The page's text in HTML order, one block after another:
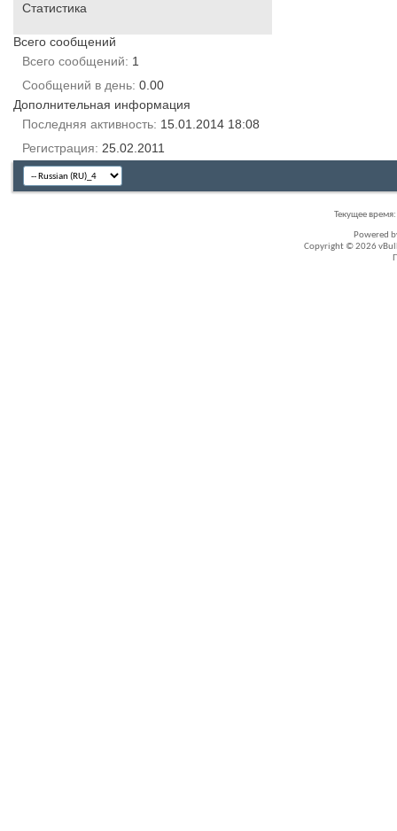
Статистика
Всего сообщений
Всего сообщений
1
Сообщений в день 0.00
Дополнительная информация
Последняя активность 15.01.2014 18:08
Регистрация
25.02.2011
Текущее время:
Powered
Copyright © 2026